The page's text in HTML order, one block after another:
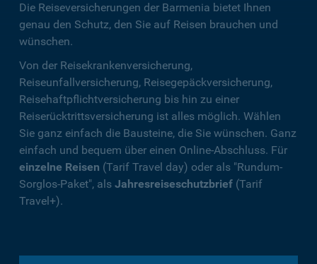
Die Reiseversicherungen der Barmenia bietet Ihnen
genau den Schutz, den Sie auf Reisen brauchen und
wünschen.
Von der Reisekrankenversicherung,
Reiseunfallversicherung, Reisegepäckversicherung,
Reisehaftpflichtversicherung bis hin zu einer
Reiserücktrittsversicherung ist alles möglich. Wählen
Sie ganz einfach die Bausteine, die Sie wünschen. Ganz
einfach und bequem über einen Online-Abschluss. Für
einzelne Reisen (Tarif Travel day) oder als "Rundum-
Sorglos-Paket", als Jahresreiseschutzbrief (Tarif
Travel+).